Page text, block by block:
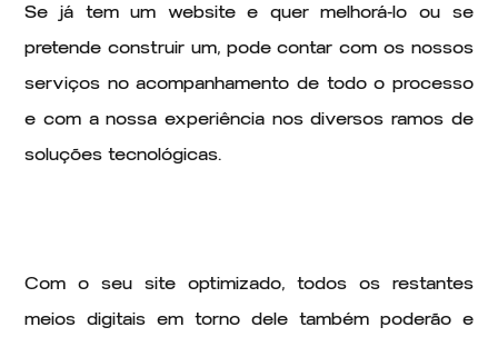
Se já tem um website e quer melhorá-lo ou se
pretende construir um, pode contar com os nossos
serviços no acompanhamento de todo o processo
e com a nossa experiência nos diversos ramos de
soluções tecnológicas.
Com o seu site optimizado, todos os restantes
meios digitais em torno dele também poderão e